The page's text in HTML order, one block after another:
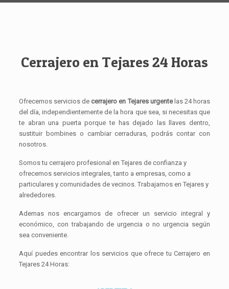
Cerrajero en Tejares 24 Horas
Ofrecemos servicios de cerrajero en Tejares urgentelas 24 horas
del día, independientemente de la hora que sea, si necesitas que
te abran una puerta porque te has dejado las llaves dentro,
sustituir bombines o cambiar cerraduras, podrás contar con
nosotros.
Somos tu cerrajero profesional en Tejares de confianza y
ofrecemos servicios integrales, tanto a empresas, como a
particulares y comunidades de vecinos. Trabajamos en Tejares y
alrededores.
Ademas nos encargamos de ofrecer un servicio integral y
económico, con trabajando de urgencia o no urgencia según
sea conveniente.
Aquí puedes encontrar los servicios que ofrece tu Cerrajero en
Tejares 24 Horas: